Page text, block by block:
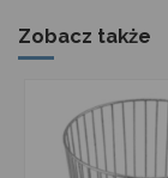
Zobacz także